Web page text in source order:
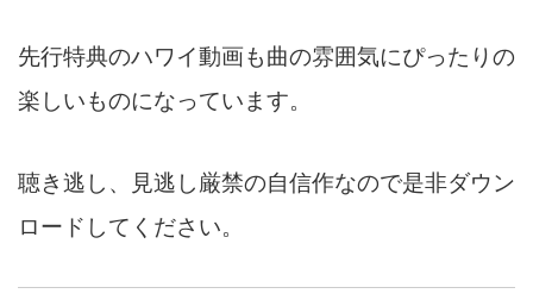
先行特典のハワイ動画も曲の雰囲気にぴったりの
楽しいものになっています。
聴き逃し、見逃し厳禁の自信作なので是非ダウン
ロードしてください。